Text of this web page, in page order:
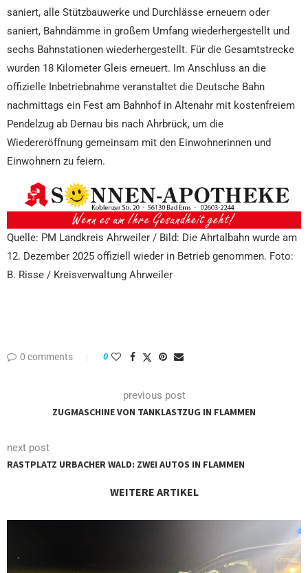
saniert, alle Stützbauwerke und Durchlässe erneuern oder
saniert, Bahndämme in großem Umfang wiederhergestellt und
sechs Bahnstationen wiederhergestellt. Für die Gesamtstrecke
wurden 18 Kilometer Gleis erneuert. Im Anschluss an die
offizielle Inbetriebnahme veranstaltet die Deutsche Bahn
nachmittags ein Fest am Bahnhof in Altenahr mit kostenfreiem
Pendelzug ab Dernau bis nach Ahrbrück, um die
Wiedereröffnung gemeinsam mit den Einwohnerinnen und
Einwohnern zu feiern.
Quelle: PM Landkreis Ahrweiler / Bild: Die Ahrtalbahn wurde am
12. Dezember 2025 offiziell wieder in Betrieb genommen. Foto:
B. Risse / Kreisverwaltung Ahrweiler
0 comments 0
previous post
ZUGMASCHINE VON TANKLASTZUG IN FLAMMEN
next post
RASTPLATZ URBACHER WALD: ZWEI AUTOS IN FLAMMEN
WEITERE ARTIKEL